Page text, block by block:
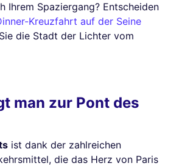
Ihrem Spaziergang? Entscheiden
Kreuzfahrt auf der Seine
die Stadt der Lichter vom
man zur Pont des
ist dank der zahlreichen
die das Herz von Paris